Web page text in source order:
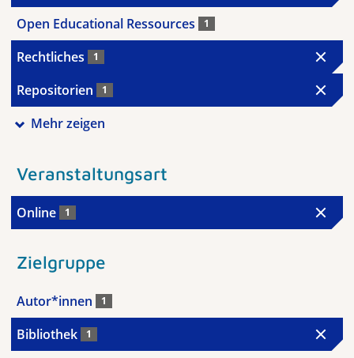
Open Educational Ressources 1
Rechtliches 1
Repositorien 1
Mehr zeigen
Veranstaltungsart
Online 1
Zielgruppe
Autor*innen 1
Bibliothek 1